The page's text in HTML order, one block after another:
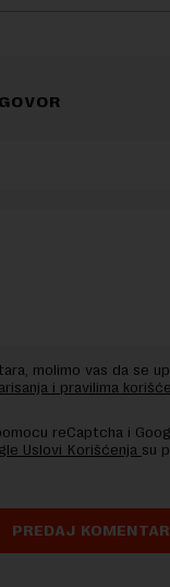
molimo vas da se
i pravilima
reCaptcha i
Uslovi Korišćenja su